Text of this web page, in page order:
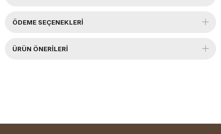
ÖDEME SEÇENEKLERI
ÜRÜN ÖNERILERI